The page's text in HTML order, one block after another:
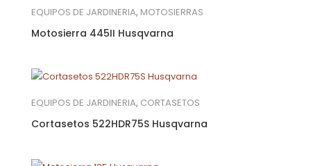
EQUIPOS DE JARDINERIA, MOTOSIERRAS
Motosierra 445II Husqvarna
EQUIPOS DE JARDINERIA, CORTASETOS
Cortasetos 522HDR75S Husqvarna